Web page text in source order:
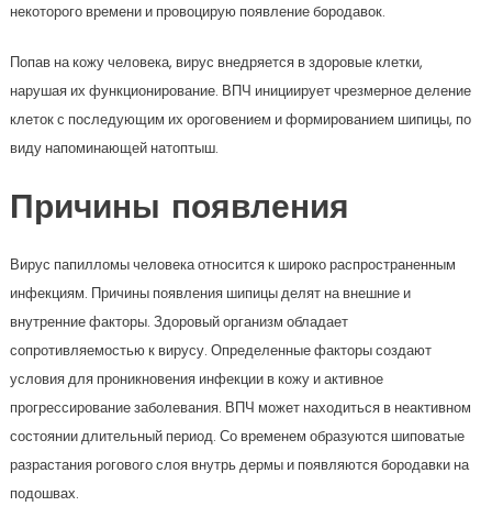
некоторого времени и провоцирую появление бородавок.
Попав на кожу человека, вирус внедряется в здоровые клетки,
нарушая их функционирование. ВПЧ инициирует чрезмерное деление
клеток с последующим их ороговением и формированием шипицы, по
виду напоминающей натоптыш.
Причины появления
Вирус папилломы человека относится к широко распространенным
инфекциям. Причины появления шипицы делят на внешние и
внутренние факторы. Здоровый организм обладает
сопротивляемостью к вирусу. Определенные факторы создают
условия для проникновения инфекции в кожу и активное
прогрессирование заболевания. ВПЧ может находиться в неактивном
состоянии длительный период. Со временем образуются шиповатые
разрастания рогового слоя внутрь дермы и появляются бородавки на
подошвах.